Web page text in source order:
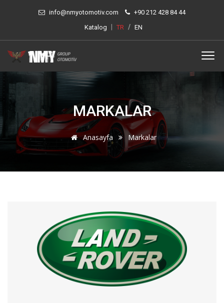
info@nmyotomotiv.com
+90 212 428 84 44
Katalog
TR / EN
MARKALAR
Anasayfa Markalar